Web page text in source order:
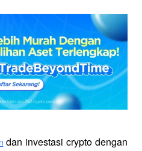
dan investasi crypto dengan